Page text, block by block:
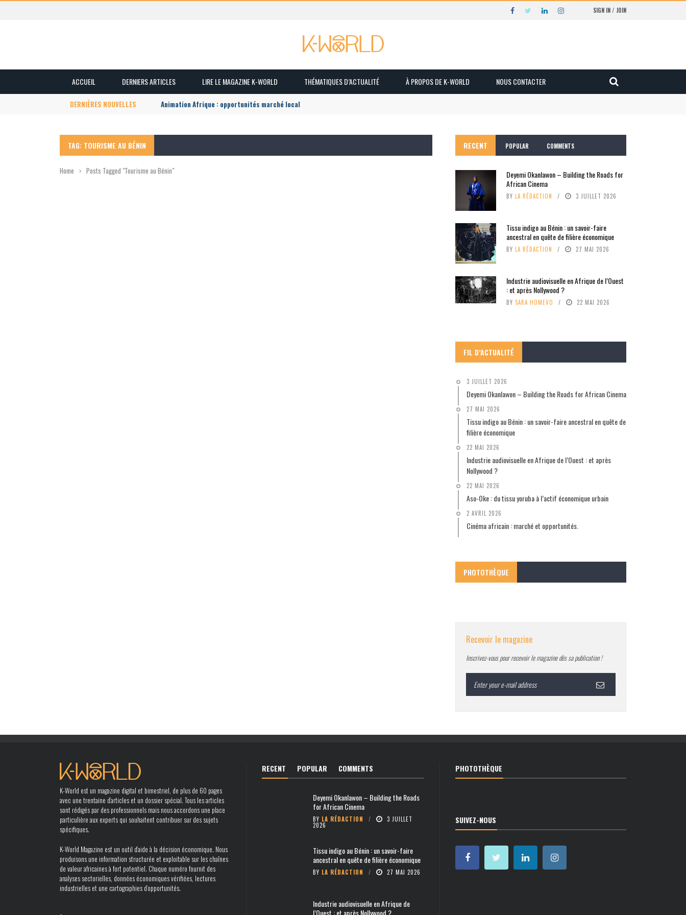
SIGN IN / JOIN
ACCUEIL DERNIERS ARTICLES LIRE LE MAGAZINE K-WORLD THÉMATIQUES D’ACTUALITÉ À PROPOS DE K-WORLD NOUS CONTACTER
DERNIÈRES NOUVELLES Animation Afrique : opportunités marché local
TAG: TOURISME AU BÉNIN
Home › Posts Tagged "Tourisme au Bénin"
RECENT POPULAR COMMENTS
Deyemi Okanlawon – Building the Roads for
African Cinema
BY LA RÉDACTION 3 JUILLET 2026
Tissu indigo au Bénin : un savoir-faire
ancestral en quête de filière économique
BY LA RÉDACTION 27 MAI 2026
Industrie audiovisuelle en Afrique de l’Ouest
: et après Nollywood ?
BY SARA HOMEVO 22 MAI 2026
FIL D’ACTUALITÉ
3 JUILLET 2026
Deyemi Okanlawon – Building the Roads for African Cinema
27 MAI 2026
Tissu indigo au Bénin : un savoir-faire ancestral en quête de
filière économique
22 MAI 2026
Industrie audiovisuelle en Afrique de l’Ouest : et après
Nollywood ?
22 MAI 2026
Aso-Oke : du tissu yoruba à l’actif économique urbain
2 AVRIL 2026
Cinéma africain : marché et opportunités.
PHOTOTHÈQUE
Recevoir le magazine
Inscrivez-vous pour recevoir le magazine dès sa publication !
K-World est un magazine digital et bimestriel, de plus de 60 pages
avec une trentaine d’articles et un dossier spécial. Tous les articles
sont rédigés par des professionnels mais nous accordons une place
particulière aux experts qui souhaitent contribuer sur des sujets
spécifiques.
K-World Magazine est un outil d’aide à la décision économique. Nous
produisons une information structurée et exploitable sur les chaînes
de valeur africaines à fort potentiel. Chaque numéro fournit des
analyses sectorielles, données économiques vérifiées, lectures
industrielles et une cartographies d’opportunités.
RECENT POPULAR COMMENTS
Deyemi Okanlawon – Building the Roads
for African Cinema
BY LA RÉDACTION 3 JUILLET
2026
Tissu indigo au Bénin : un savoir-faire
ancestral en quête de filière économique
BY LA RÉDACTION 27 MAI 2026
Industrie audiovisuelle en Afrique de
l’Ouest : et après Nollywood ?
PHOTOTHÈQUE
SUIVEZ-NOUS